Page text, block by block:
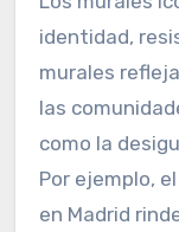
la Cultura en